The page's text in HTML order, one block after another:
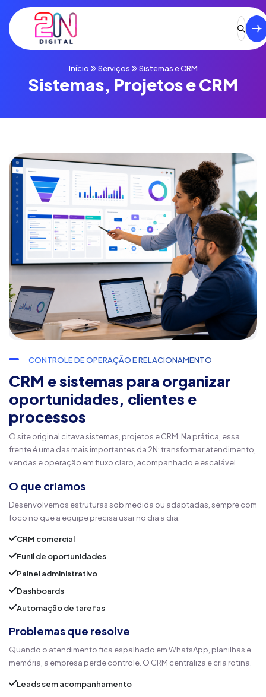
Início Serviços Sistemas e CRM
Sistemas, Projetos e CRM
CONTROLE DE OPERAÇÃO E RELACIONAMENTO
CRM e sistemas para organizar
oportunidades, clientes e
processos
O site original citava sistemas, projetos e CRM. Na prática, essa
frente é uma das mais importantes da 2N: transformar atendimento,
vendas e operação em fluxo claro, acompanhado e escalável.
O que criamos
Desenvolvemos estruturas sob medida ou adaptadas, sempre com
foco no que a equipe precisa usar no dia a dia.
CRM comercial
Funil de oportunidades
Painel administrativo
Dashboards
Automação de tarefas
Problemas que resolve
Quando o atendimento fica espalhado em WhatsApp, planilhas e
memória, a empresa perde controle. O CRM centraliza e cria rotina.
Leads sem acompanhamento